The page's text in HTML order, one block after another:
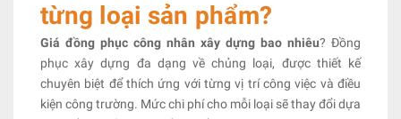
từng loại sản phẩm?
Giá đồng phục công nhân xây dựng bao nhiêu? Đồng
phục xây dựng đa dạng về chủng loại, được thiết kế
chuyên biệt để thích ứng với từng vị trí công việc và điều
kiện công trường. Mức chi phí cho mỗi loại sẽ thay đổi dựa